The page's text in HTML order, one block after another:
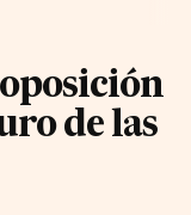
de las